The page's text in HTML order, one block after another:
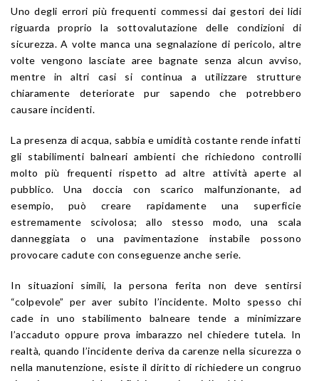
Uno degli errori più frequenti commessi dai gestori dei lidi
riguarda proprio la sottovalutazione delle condizioni di
sicurezza. A volte manca una segnalazione di pericolo, altre
volte vengono lasciate aree bagnate senza alcun avviso,
mentre in altri casi si continua a utilizzare strutture
chiaramente deteriorate pur sapendo che potrebbero
causare incidenti.
La presenza di acqua, sabbia e umidità costante rende infatti
gli stabilimenti balneari ambienti che richiedono controlli
molto più frequenti rispetto ad altre attività aperte al
pubblico. Una doccia con scarico malfunzionante, ad
esempio, può creare rapidamente una superficie
estremamente scivolosa; allo stesso modo, una scala
danneggiata o una pavimentazione instabile possono
provocare cadute con conseguenze anche serie.
In situazioni simili, la persona ferita non deve sentirsi
“colpevole” per aver subito l’incidente. Molto spesso chi
cade in uno stabilimento balneare tende a minimizzare
l’accaduto oppure prova imbarazzo nel chiedere tutela. In
realtà, quando l’incidente deriva da carenze nella sicurezza o
nella manutenzione, esiste il diritto di richiedere un congruo